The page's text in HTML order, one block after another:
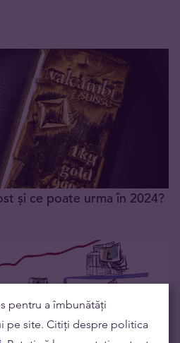
și ce poate urma în 2024?
pentru a îmbunătăți
pe site. Citiți despre politica